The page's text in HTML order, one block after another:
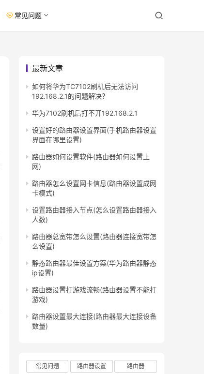
常见问题
最新文章
如何将华为TC7102刷机后无法访问
192.168.2.1的问题解决？
华为7102刷机后打不开192.168.2.1
设置好的路由器设置界面(手机路由器设置
界面在哪里设置)
路由器如何设置软件(路由器如何设置上
网)
路由器怎么设置网卡信息(路由器设置成网
卡模式)
设置路由器接入节点(怎么设置路由器接入
人数)
路由器总宽带怎么设置(路由器连接宽带怎
么设置)
静态路由器最佳设置方案(华为路由器静态
ip设置)
路由器设置打游戏流畅(路由器设置不能打
游戏)
路由器设置最大连接(路由器最大连接设备
数量)
常见问题 路由器设置
路由器